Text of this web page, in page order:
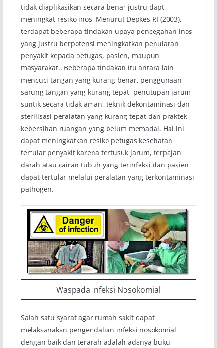
tidak diaplikasikan secara benar justru dapt
meningkat resiko inos. Menurut Depkes RI (2003),
terdapat beberapa tindakan upaya pencegahan inos
yang justru berpotensi meningkatkan penularan
penyakit kepada petugas, pasien, maupun
masyarakat.. Beberapa tindakan itu antara lain
mencuci tangan yang kurang benar, penggunaan
sarung tangan yang kurang tepat, penutupan jarum
suntik secara tidak aman, teknik dekontaminasi dan
sterilisasi peralatan yang kurang tepat dan praktek
kebersihan ruangan yang belum memadai. Hal ini
dapat meningkatkan resiko petugas kesehatan
tertular penyakit karena tertusuk jarum, terpajan
darah atau cairan tubuh yang terinfeksi dan pasien
dapat tertular melalui peralatan yang terkontaminasi
pathogen.
Waspada Infeksi Nosokomial
Salah satu syarat agar rumah sakit dapat
melaksanakan pengendalian infeksi nosokomial
dengan baik dan terarah adalah adanya buku